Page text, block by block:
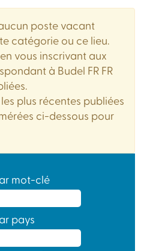
poste vacant
catégorie ou ce lieu.
vous inscrivant aux
à Budel FR FR
plus récentes publiées
ci-dessous pour
mot-clé
pays